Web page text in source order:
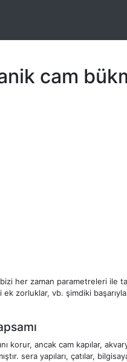
cam
her zaman parametreleri ile
zorluklar, vb. şimdiki
korur, ancak cam kapılar,
sera yapıları, çatılar,